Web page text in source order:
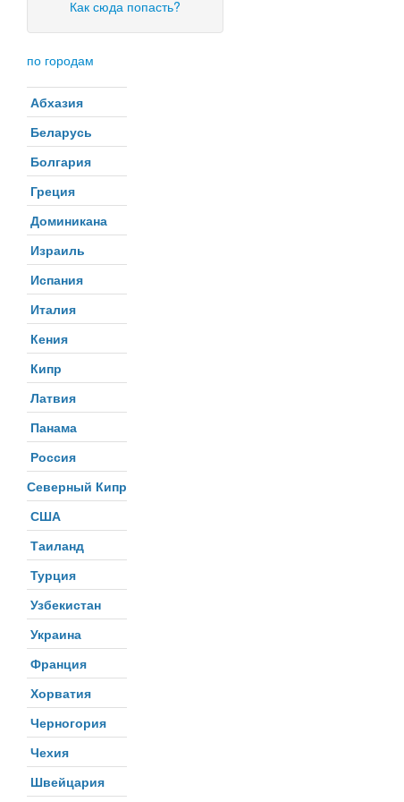
Как сюда попасть?
по городам
Абхазия
Беларусь
Болгария
Греция
Доминикана
Израиль
Испания
Италия
Кения
Кипр
Латвия
Панама
Россия
Северный Кипр
США
Таиланд
Турция
Узбекистан
Украина
Франция
Хорватия
Черногория
Чехия
Швейцария